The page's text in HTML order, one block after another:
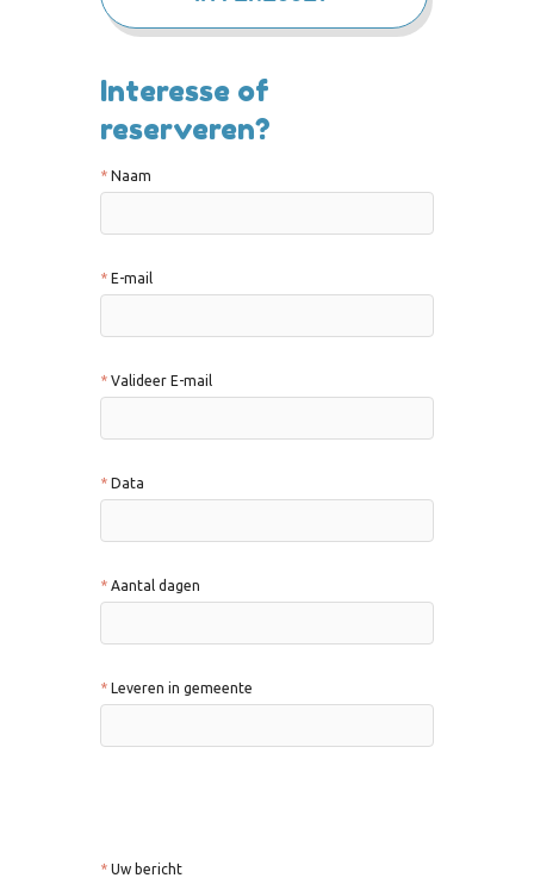
Interesse of
reserveren?
Naam
E-mail
Valideer E-mail
Data
Aantal dagen
Leveren in gemeente
Uw bericht